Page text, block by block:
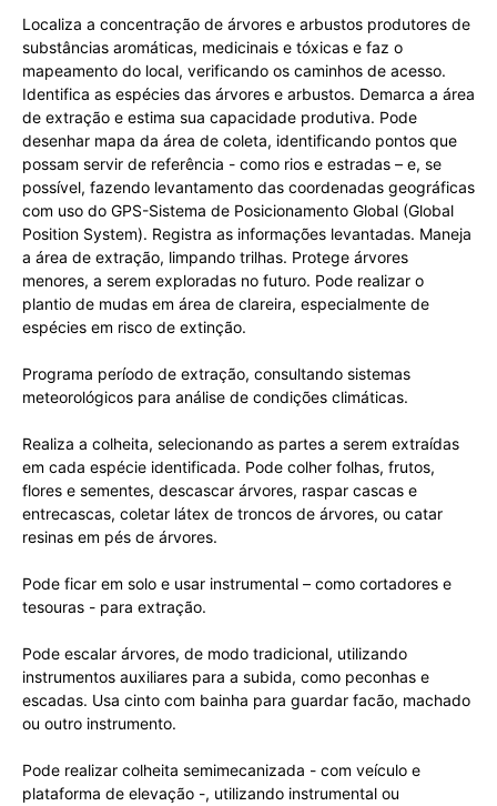
Localiza a concentração de árvores e arbustos produtores de
substâncias aromáticas, medicinais e tóxicas e faz o
mapeamento do local, verificando os caminhos de acesso.
Identifica as espécies das árvores e arbustos. Demarca a área
de extração e estima sua capacidade produtiva. Pode
desenhar mapa da área de coleta, identificando pontos que
possam servir de referência - como rios e estradas – e, se
possível, fazendo levantamento das coordenadas geográficas
com uso do GPS-Sistema de Posicionamento Global (Global
Position System). Registra as informações levantadas. Maneja
a área de extração, limpando trilhas. Protege árvores
menores, a serem exploradas no futuro. Pode realizar o
plantio de mudas em área de clareira, especialmente de
espécies em risco de extinção.
Programa período de extração, consultando sistemas
meteorológicos para análise de condições climáticas.
Realiza a colheita, selecionando as partes a serem extraídas
em cada espécie identificada. Pode colher folhas, frutos,
flores e sementes, descascar árvores, raspar cascas e
entrecascas, coletar látex de troncos de árvores, ou catar
resinas em pés de árvores.
Pode ficar em solo e usar instrumental – como cortadores e
tesouras - para extração.
Pode escalar árvores, de modo tradicional, utilizando
instrumentos auxiliares para a subida, como peconhas e
escadas. Usa cinto com bainha para guardar facão, machado
ou outro instrumento.
Pode realizar colheita semimecanizada - com veículo e
plataforma de elevação -, utilizando instrumental ou